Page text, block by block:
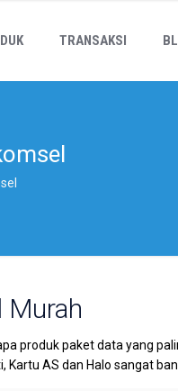
TRANSAKSI
Murah
produk paket data yang
Kartu AS dan Halo sangat